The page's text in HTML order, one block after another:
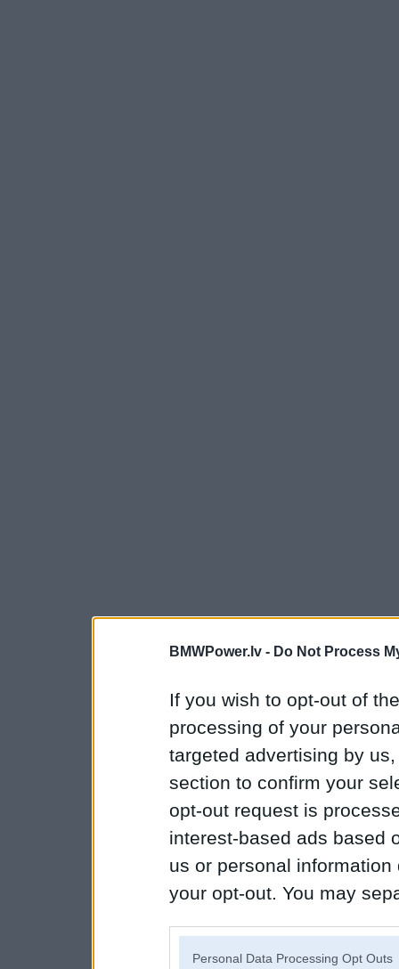
BMWPower.lv - Do Not Process
If you wish to opt-out of
processing of your
targeted advertising by
section to confirm your
opt-out request is
interest-based ads based
us or personal
your opt-out. You may
Personal Data Processing Opt Outs